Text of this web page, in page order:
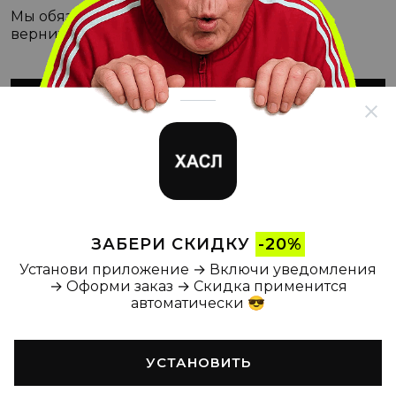
ЗАБЕРИ СКИДКУ -20%
Установи приложение → Включи уведомления
→ Оформи заказ → Скидка применится
автоматически 😎
УСТАНОВИТЬ
Мы обязательно с этим разберёмся, а пока
вернитесь на Главную
ВЕРНУТЬСЯ НА ГЛАВНУЮ
Главная Каталог Корзина Новости Профиль